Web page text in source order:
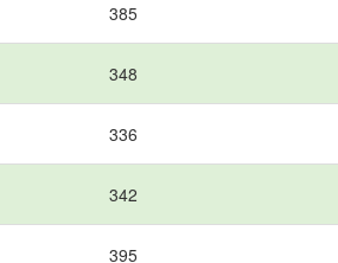
385
348
336
342
395